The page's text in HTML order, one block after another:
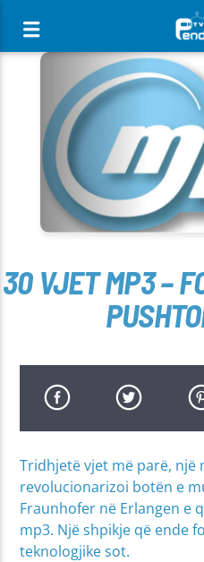
[There are no radio stations
30 VJET MP3 –
Tridhjetë vjet më parë,
revolucionarizoi botën e
Fraunhofer në Erlangen e
mp3. Një shpikje që ende
teknologjike sot.